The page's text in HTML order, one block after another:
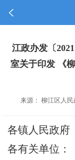
江政办发〔
室关于印发 《
来源： 柳江区人
各镇人民政府
各有关单位：